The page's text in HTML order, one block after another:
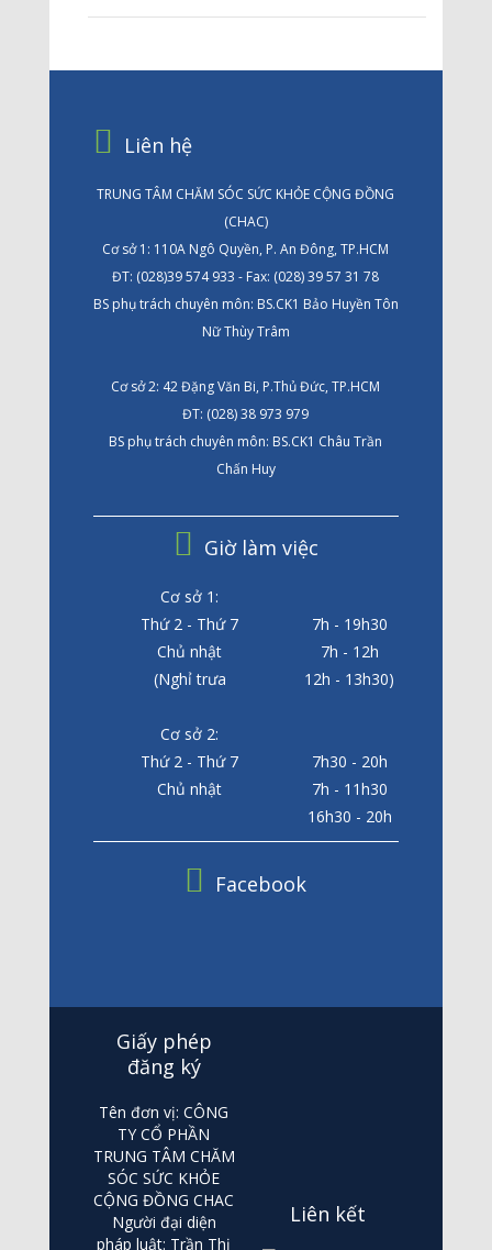
Liên hệ
TRUNG TÂM CHĂM SÓC SỨC KHỎE CỘNG ĐỒNG
(CHAC)
Cơ sở 1: 110A Ngô Quyền, P. An Đông, TP.HCM
ĐT: (028)39 574 933 - Fax: (028) 39 57 31 78
BS phụ trách chuyên môn: BS.CK1 Bảo Huyền Tôn
Nữ Thùy Trâm
Cơ sở 2: 42 Đặng Văn Bi, P.Thủ Đức, TP.HCM
ĐT: (028) 38 973 979
BS phụ trách chuyên môn: BS.CK1 Châu Trần
Chấn Huy
Giờ làm việc
Cơ sở 1:
Thứ 2 - Thứ 7
7h - 19h30
Chủ nhật
7h - 12h
(Nghỉ trưa
12h - 13h30)
Cơ sở 2:
Thứ 2 - Thứ 7
7h30 - 20h
Chủ nhật
7h - 11h30
16h30 - 20h
Facebook
Giấy phép
đăng ký
Tên đơn vị: CÔNG
TY CỔ PHẦN
TRUNG TÂM CHĂM
SÓC SỨC KHỎE
CỘNG ĐỒNG CHAC
Người đại diện
pháp luật: Trần Thị
Liên kết